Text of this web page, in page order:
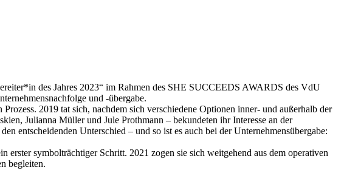
des Jahres 2023“ im Rahmen des SHE SUCCEEDS AWARDS des VdU
und -übergabe.
2019 tat sich, nachdem sich verschiedene Optionen inner- und außerhalb der
Julianna Müller und Jule Prothmann – bekundeten ihr Interesse an der
entscheidenden Unterschied – und so ist es auch bei der Unternehmensübergabe:
symbolträchtiger Schritt. 2021 zogen sie sich weitgehend aus dem operativen
begleiten.